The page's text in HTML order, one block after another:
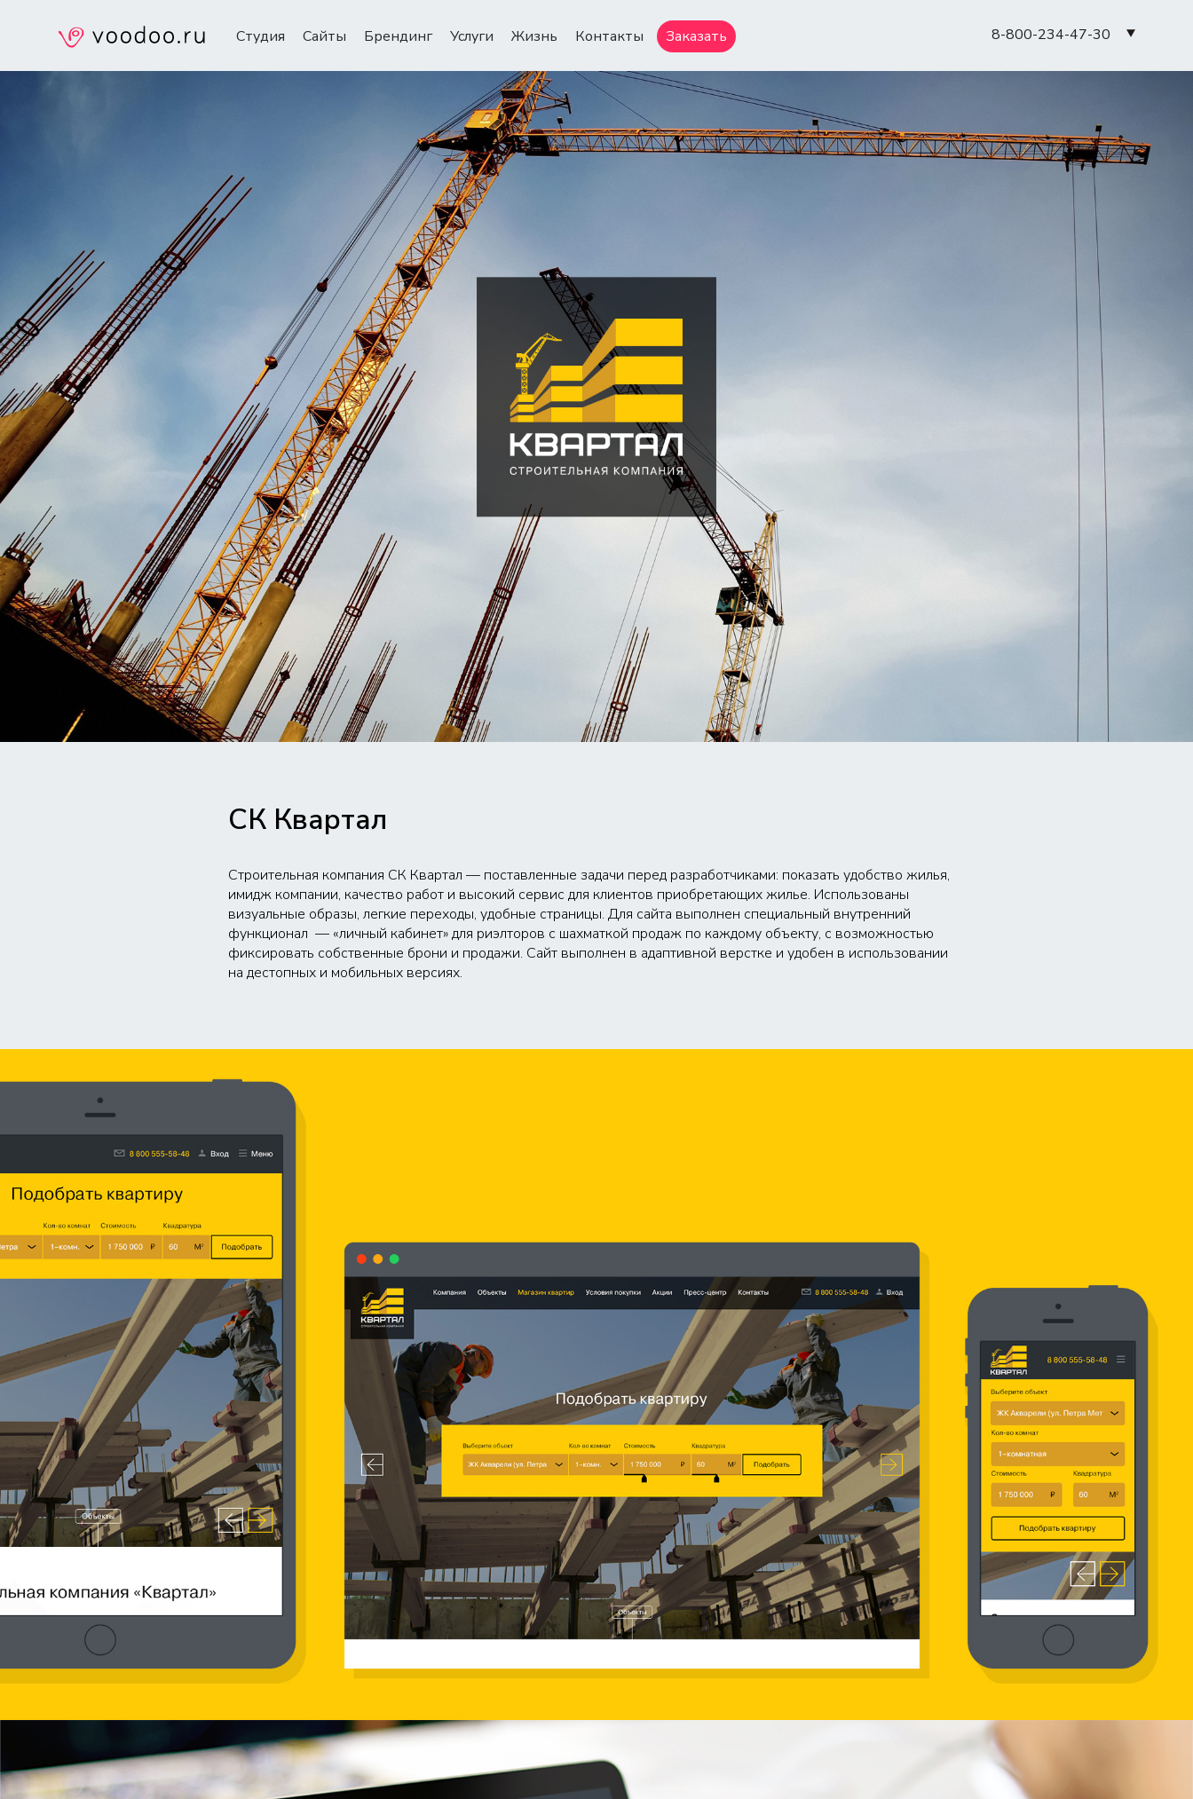
Студия Сайты Брендинг Услуги Жизнь Контакты Заказать 8-800-234-47-30
СК Квартал
Строительная компания СК Квартал — поставленные задачи перед разработчиками: показать удобство жилья,
имидж компании, качество работ и высокий сервис для клиентов приобретающих жилье. Использованы
визуальные образы, легкие переходы, удобные страницы. Для сайта выполнен специальный внутренний
функционал — «личный кабинет» для риэлторов с шахматкой продаж по каждому объекту, с возможностью
фиксировать собственные брони и продажи. Сайт выполнен в адаптивной верстке и удобен в использовании
на дестопных и мобильных версиях.